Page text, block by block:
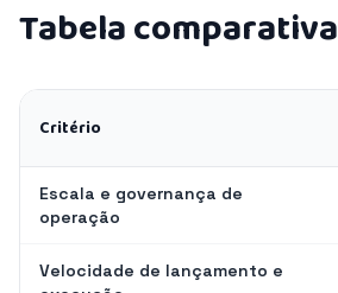
Tabela comparativa
Critério
Escala e governança de
operação
Velocidade de lançamento e